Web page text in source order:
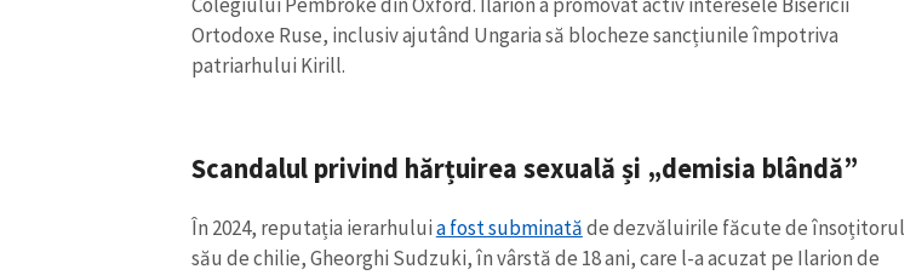
Ortodoxe Ruse, inclusiv ajutând Ungaria să blocheze sancțiunile împotriva
patriarhului Kirill.
Scandalul privind hărțuirea sexuală și „demisia blândă”
În 2024, reputația ierarhuluia fost subminatăde dezvăluirile făcute de însoțitorul
său de chilie, Gheorghi Sudzuki, în vârstă de 18 ani, care l-a acuzat pe Ilarion de